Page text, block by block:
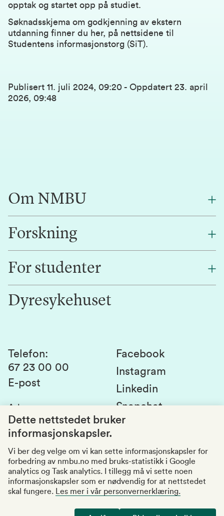
opptak og startet opp på studiet.
Søknadsskjema om godkjenning av ekstern
utdanning finner du her, på nettsidene til
Studentens informasjonstorg (SiT).
Publisert 11. juli 2024, 09:20 - Oppdatert 23. april
2026, 09:48
Om NMBU
Om oss
Alumni
Kontakt oss
Forskning
Forskning
Innovasjon
For studenter
Studentlivet
Studier og emner
Studenttinget
Si fra om avvik
Kvalitet i utdanningen
Dyresykehuset
Telefon:
67 23 00 00
E-post
Adresse:
Postboks 5003
1432 Ås
Organisasjonsnummer
969159570
Besøksadresser
Facebook
Instagram
Linkedin
Snapchat
Tilgjengelighetserklæring
Personvernerklæring
Dette nettstedet bruker
informasjonskapsler.
Vi ber deg velge om vi kan sette informasjonskapsler for
forbedring av nmbu.no med bruks-statistikk i Google
analytics og Task analytics. I tillegg må vi sette noen
informasjonskapsler som er nødvendig for at nettstedet
skal fungere.
Les mer i vår personvernerklæring.